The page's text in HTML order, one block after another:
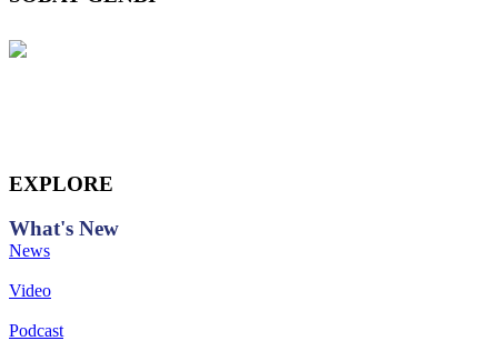
EXPLORE
What's New
News
Video
Podcast